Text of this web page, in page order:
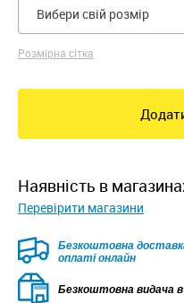
Вибери свій розмір
Розмірна сітка
наявність в
Перевірити магазини
Безкоштовна
оплаті онлайн
Безкоштовна видача в